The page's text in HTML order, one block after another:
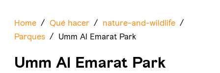
Home / Qué hacer / nature-and-wildlife /
Parques / Umm Al Emarat Park
Umm Al Emarat Park